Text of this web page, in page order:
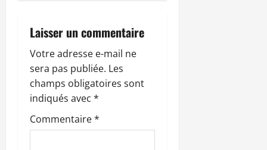
n
d
’
a
r
Laisser un commentaire
Votre adresse e-mail ne
sera pas publiée. Les
champs obligatoires sont
indiqués avec *
Commentaire*